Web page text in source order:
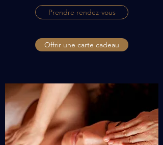
Prendre rendez-vous
Offrir une carte cadeau